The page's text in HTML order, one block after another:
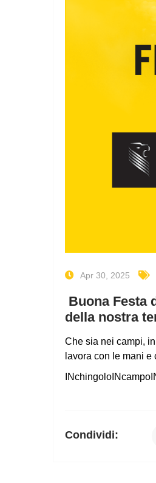
Apr 30, 2025
Buona Festa
della nostra
Che sia nei campi,
lavora con le mani e
Condividi: